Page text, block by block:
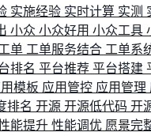
实施经验 实时计算 实测
小众 小众好用 小众工具
单 工单服务结合 工单系
排名 平台推荐 平台搭建
模板 应用管控 应用管理
排名 开源 开源低代码 开
能提升 性能调优 愿景完